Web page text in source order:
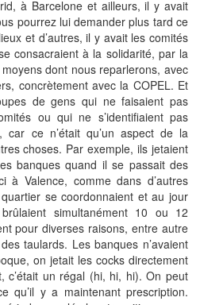
à Barcelone et ailleurs, il y avait
pourrez lui demander plus tard ce
et d’autres, il y avait les comités
consacraient à la solidarité, par la
dont nous reparlerons, avec
concrètement avec la COPEL. Et
de gens qui ne faisaient pas
ou qui ne s’identifiaient pas
car ce n’était qu’un aspect de la
choses. Par exemple, ils jetaient
banques quand il se passait des
à Valence, comme dans d’autres
se coordonnaient et au jour
simultanément 10 ou 12
pour diverses raisons, entre autre
taulards. Les banques n’avaient
on jetait les cocks directement
c’était un régal (hi, hi, hi). On peut
qu’il y a maintenant prescription.